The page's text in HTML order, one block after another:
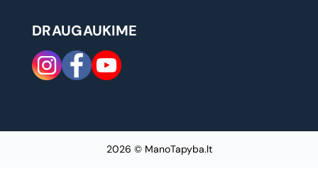
DRAUGAUKIME
2026 © ManoTapyba.lt